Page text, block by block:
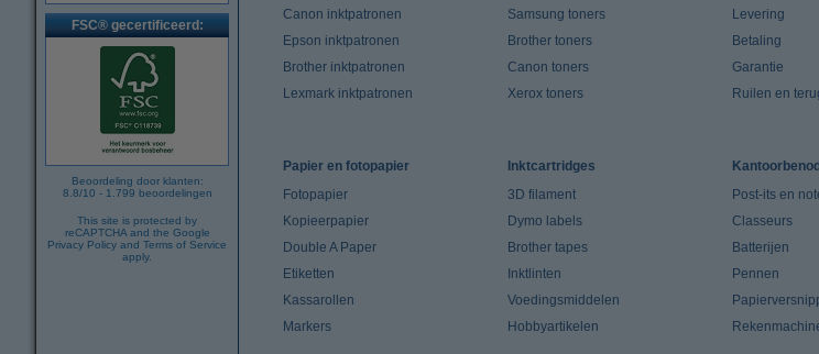
FSC® gecertificeerd:
Beoordeling door klanten:
8.8/10 - 1.799 beoordelingen
This site is protected by
reCAPTCHA and the Google
Privacy Policy and Terms of Service
apply.
Canon inktpatronen
Epson inktpatronen
Brother inktpatronen
Lexmark inktpatronen
Samsung toners
Brother toners
Canon toners
Xerox toners
Levering
Betaling
Garantie
Ruilen en
Papier en fotopapier
Fotopapier
Kopieerpapier
Double A Paper
Etiketten
Kassarollen
Markers
Inktcartridges
3D filament
Dymo labels
Brother tapes
Inktlinten
Voedingsmiddelen
Hobbyartikelen
Post-its en
Classeurs
Batterijen
Pennen